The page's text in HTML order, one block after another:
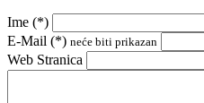
Ime (*)
E-Mail (*) neće biti prikazan
Web Stranica